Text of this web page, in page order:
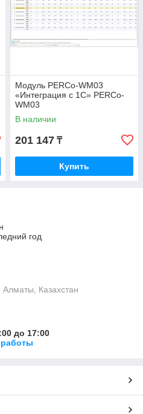
Модуль PERCo-WM03
«Интеграция с 1С» PERCo-
WM03
В наличии
201 147 ₸
Купить
год
Казахстан
до 17:00
работы